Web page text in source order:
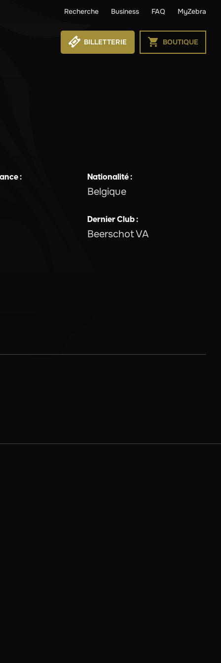
Recherche Business FAQ MyZebra
BILLETTERIE BOUTIQUE
: Nationalité :
Belgique
Dernier Club :
Beerschot VA